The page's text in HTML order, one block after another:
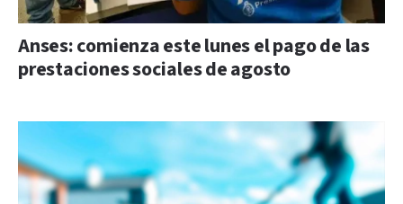
Anses: comienza este lunes el pago de las
prestaciones sociales de agosto